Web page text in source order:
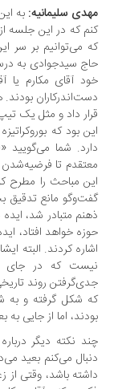
سلیمانیه:به این فکر
که در این جلسه از
می‌توانیم بر سر این
سیدجوادی به درستی
آقای مکارم یا آقای
بودند. همین
داد و مثل یک تیپ
بود که بوروکراتیزه‌
شما می‌گویید
تا فرضیه‌شدن هم
مباحث را مطرح
مانع تدقیق بحث
متبادر شد، ایده حوزه‌
خواهد افتاد، ایده
کردند. البته ایشان
که در جای خود،
روند تاریخی
شکل گرفته و به شکل
اما از جایی به
نکته دیگر درباره
می‌کنم بعید می‌دانم
باشد، وقتی از